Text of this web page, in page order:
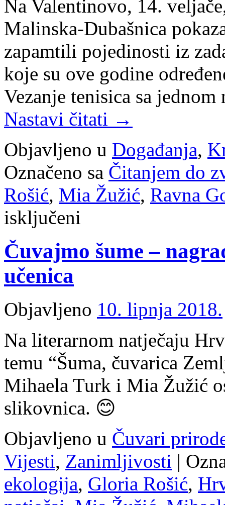
Na Valentinovo, 14.
Malinska-Dubašnica
zapamtili pojedinosti iz
koje su ove godine
Vezanje tenisica sa
Nastavi čitati →
Objavljeno u Događanja,
Označeno sa Čitanjem do
Rošić, Mia Žužić, Ravna
isključeni
Čuvajmo šume –
učenica
Objavljeno 10. lipnja 2018.
Na literarnom natječaju
temu “Šuma, čuvarica
Mihaela Turk i Mia Žužić
slikovnica. 😊
Objavljeno u Čuvari
Vijesti, Zanimljivosti |
ekologija, Gloria Rošić,